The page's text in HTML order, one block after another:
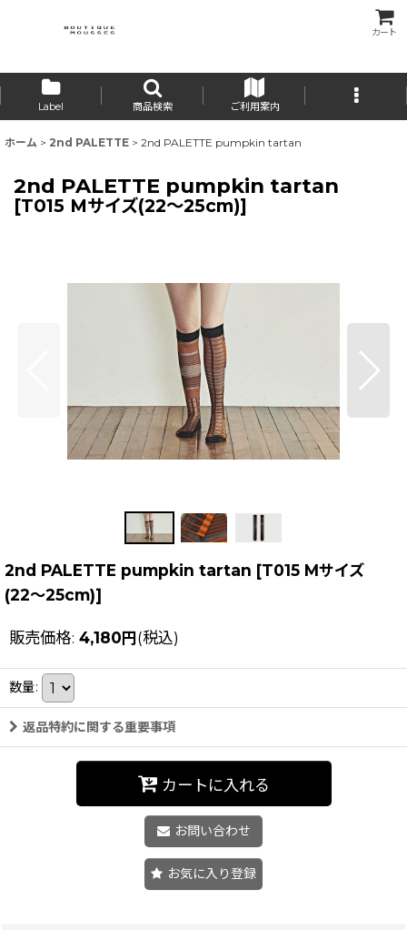
カート
Label 商品検索 ご利用案内
ホーム > 2nd PALETTE > 2nd PALETTE pumpkin tartan
2nd PALETTE pumpkin tartan
[T015 Mサイズ(22〜25cm)]
2nd PALETTE pumpkin tartan [T015 Mサイズ
(22〜25cm)]
販売価格: 4,180円(税込)
数量:
返品特約に関する重要事項
カートに入れる
お問い合わせ
お気に入り登録